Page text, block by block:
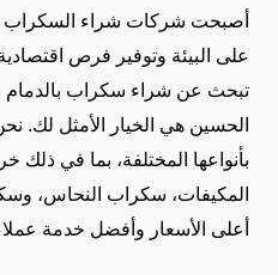
أصبحت شركات شراء السكراب
على البيئة وتوفير فرص
تبحث عن شراء سكراب بالدمام
الحسين هي الخيار الأمثل لك.
بأنواعها المختلفة، بما في ذلك
المكيفات، سكراب النحاس،
أعلى الأسعار وأفضل خدمة